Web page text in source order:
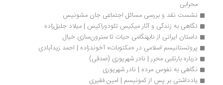
نشست نقد و بررسی مسائل اجتماعی جان مشونیس
نگاهی به زندگی و آثار میکیس تئودوراکیس | میلاد جلیل‌زاده
داستان ایرانی از نابهنگامی حیات تا سترون‌سازی خیال
پروتستانیسم اسلامی در «مکتوبات» آخوندزاده | احمد زیدآبادی
درباره بارتلبی محرر | نادر شهریوری (صدقی)
نگاهی به نفوس مرده | نادر شهریوری
یادداشتی بر پس از کمونیسم | امین فقیری